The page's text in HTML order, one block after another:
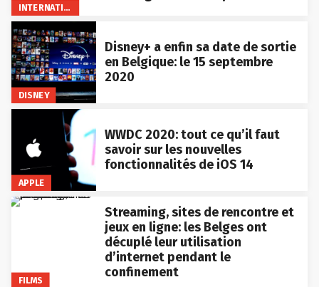
INTERNATIONAL
DISNEY
Disney+ a enfin sa date de sortie
en Belgique: le 15 septembre
2020
APPLE
WWDC 2020: tout ce qu’il faut
savoir sur les nouvelles
fonctionnalités de iOS 14
FILMS
Streaming, sites de rencontre et
jeux en ligne: les Belges ont
décuplé leur utilisation
d’internet pendant le
confinement